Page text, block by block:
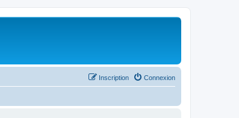
Connexion
Inscription